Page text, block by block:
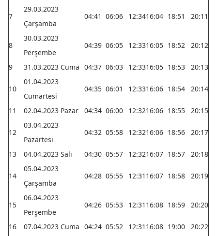
7
29.03.2023
Çarşamba
04:41 06:06 12:3416:04 18:51 20:11
8
30.03.2023
Perşembe
04:39 06:05 12:3316:05 18:52 20:12
9 31.03.2023 Cuma 04:37 06:03 12:3316:05 18:53 20:13
10
01.04.2023
Cumartesi
04:35 06:01 12:3316:06 18:54 20:14
11 02.04.2023 Pazar 04:34 06:00 12:3216:06 18:55 20:15
12
03.04.2023
Pazartesi
04:32 05:58 12:3216:06 18:56 20:17
13 04.04.2023 Salı 04:30 05:57 12:3216:07 18:57 20:18
14
05.04.2023
Çarşamba
04:28 05:55 12:31 16:07 18:58 20:19
15
06.04.2023
Perşembe
04:26 05:53 12:31 16:08 18:59 20:20
16 07.04.2023 Cuma 04:24 05:52 12:31 16:08 19:00 20:22